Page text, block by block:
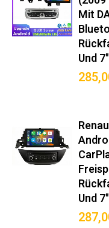
Mit
Und
Und